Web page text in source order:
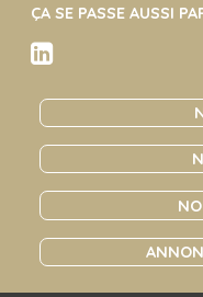
ÇA SE PASSE AUSSI